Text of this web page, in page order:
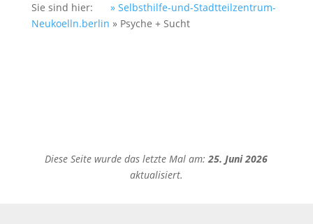
Sie sind hier:
» Selbsthilfe-und-Stadtteilzentrum-
Neukoelln.berlin » Psyche + Sucht
Diese Seite wurde das letzte Mal am:25. Juni 2026
aktualisiert.